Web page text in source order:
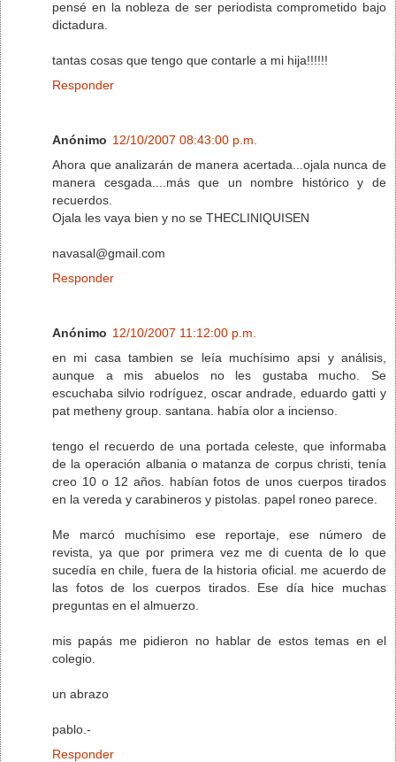
pensé en la nobleza de ser periodista comprometido bajo
dictadura.
tantas cosas que tengo que contarle a mi hija!!!!!!
Responder
Anónimo 12/10/2007 08:43:00 p.m.
Ahora que analizarán de manera acertada...ojala nunca de
manera cesgada....más que un nombre histórico y de
recuerdos.
Ojala les vaya bien y no se THECLINIQUISEN
navasal@gmail.com
Responder
Anónimo 12/10/2007 11:12:00 p.m.
en mi casa tambien se leía muchísimo apsi y análisis,
aunque a mis abuelos no les gustaba mucho. Se
escuchaba silvio rodríguez, oscar andrade, eduardo gatti y
pat metheny group. santana. había olor a incienso.
tengo el recuerdo de una portada celeste, que informaba
de la operación albania o matanza de corpus christi, tenía
creo 10 o 12 años. habían fotos de unos cuerpos tirados
en la vereda y carabineros y pistolas. papel roneo parece.
Me marcó muchísimo ese reportaje, ese número de
revista, ya que por primera vez me di cuenta de lo que
sucedía en chile, fuera de la historia oficial. me acuerdo de
las fotos de los cuerpos tirados. Ese día hice muchas
preguntas en el almuerzo.
mis papás me pidieron no hablar de estos temas en el
colegio.
un abrazo
pablo.-
Responder